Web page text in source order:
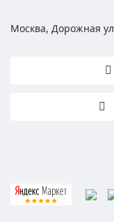
Москва, Дорожная